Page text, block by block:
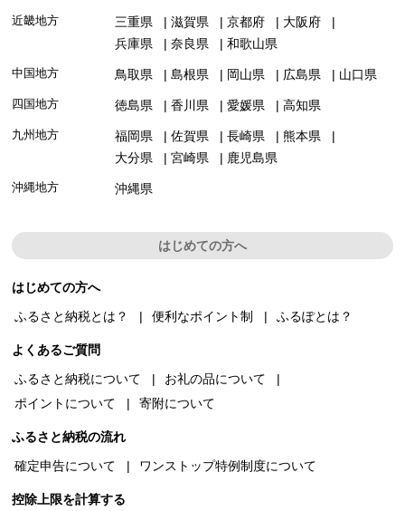
近畿地方 三重県 滋賀県 京都府
大阪府
兵庫県
奈良県 和歌山県
中国地方 鳥取県 島根県 岡山県 広島県 山口県
四国地方 徳島県 香川県 愛媛県 高知県
九州地方 福岡県 佐賀県 長崎県
熊本県
大分県
宮崎県 鹿児島県
沖縄地方 沖縄県
はじめての方へ
はじめての方へ
ふるさと納税とは？
便利なポイント制 ふるぽとは？
よくあるご質問
ふるさと納税について
お礼の品について
ポイントについて
寄附について
ふるさと納税の流れ
確定申告について
ワンストップ特例制度について
控除上限を計算する